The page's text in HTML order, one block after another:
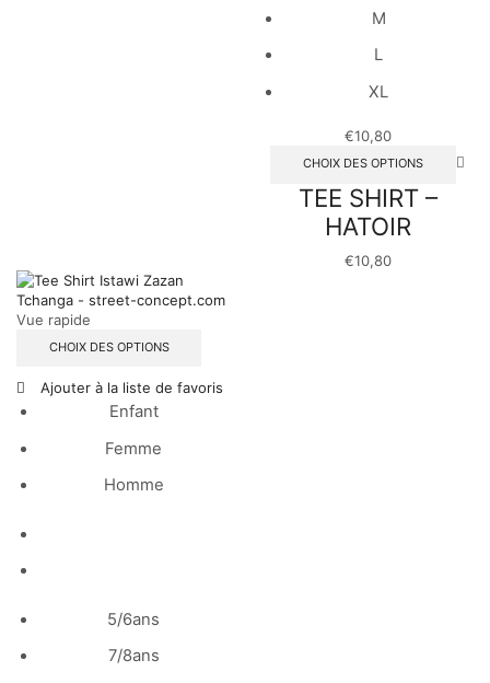
M
L
XL
€10,80
CHOIX DES OPTIONS
TEE SHIRT –
HATOIR
€10,80
Vue rapide
CHOIX DES OPTIONS
Ajouter à la liste de favoris
Enfant
Femme
Homme
5/6ans
7/8ans